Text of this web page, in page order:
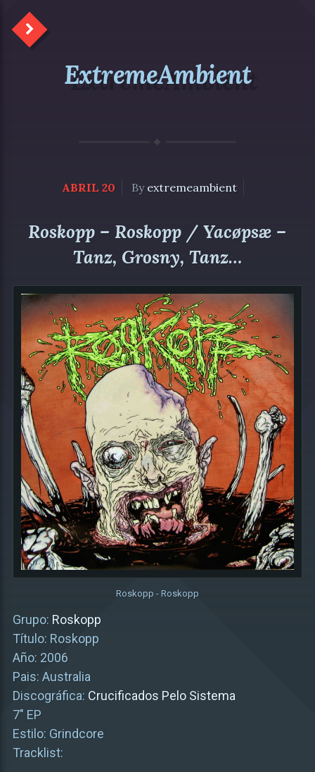
ExtremeAmbient
ABRIL 20 By extremeambient
Roskopp – Roskopp / Yacøpsæ –
Tanz, Grosny, Tanz…
Roskopp - Roskopp
Grupo: Roskopp
Título: Roskopp
Año: 2006
Pais: Australia
Discográfica: Crucificados Pelo Sistema
7″ EP
Estilo: Grindcore
Tracklist: